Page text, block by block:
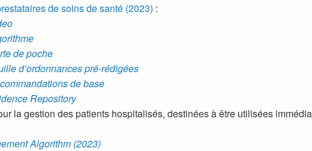
de soins de santé (2023) :
de poche
d’ordonnances pré-rédigées
de base
Repository
la gestion des patients hospitalisés, destinées à être utilisées
Algorithm (2023)